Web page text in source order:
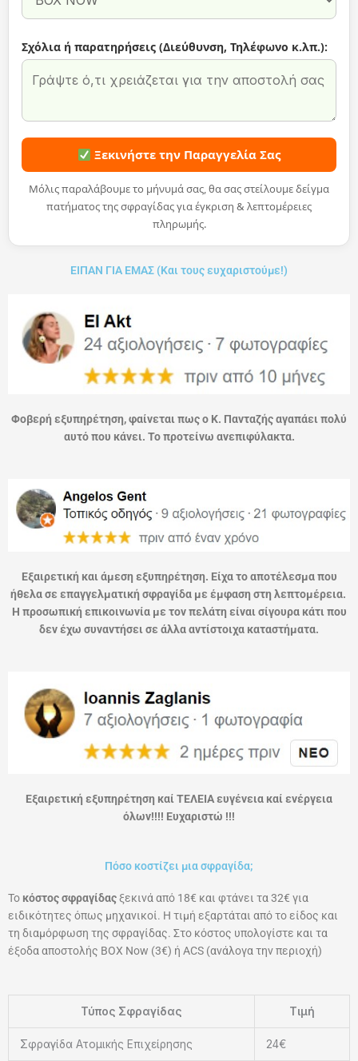
Σχόλια ή παρατηρήσεις (Διεύθυνση, Τηλέφωνο κ.λπ.):
Ξεκινήστε την Παραγγελία Σας
Μόλις παραλάβουμε το μήνυμά σας, θα σας στείλουμε δείγμα
πατήματος της σφραγίδας για έγκριση & λεπτομέρειες
πληρωμής.
ΕΙΠΑΝ ΓΙΑ ΕΜΑΣ (Και τους ευχαριστούμε!)
Φοβερή εξυπηρέτηση, φαίνεται πως ο Κ. Πανταζής αγαπάει πολύ
αυτό που κάνει. Το προτείνω ανεπιφύλακτα.
Εξαιρετική και άμεση εξυπηρέτηση. Είχα το αποτέλεσμα που
ήθελα σε επαγγελματική σφραγίδα με έμφαση στη λεπτομέρεια.
Η προσωπική επικοινωνία με τον πελάτη είναι σίγουρα κάτι που
δεν έχω συναντήσει σε άλλα αντίστοιχα καταστήματα.
Εξαιρετική εξυπηρέτηση καί ΤΕΛΕΙΑ ευγένεια καί ενέργεια
όλων!!!! Ευχαριστώ !!!
Πόσο κοστίζει μια σφραγίδα;
Το κόστος σφραγίδαςξεκινά από 18€ και φτάνει τα 32€ για
ειδικότητες όπως μηχανικοί. Η τιμή εξαρτάται από το είδος και
τη διαμόρφωση της σφραγίδας. Στο κόστος υπολογίστε και τα
έξοδα αποστολής ΒΟΧ Now (3€) ή ACS (ανάλογα την περιοχή)
Τύπος Σφραγίδας Τιμή
Σφραγίδα Ατομικής Επιχείρησης 24€